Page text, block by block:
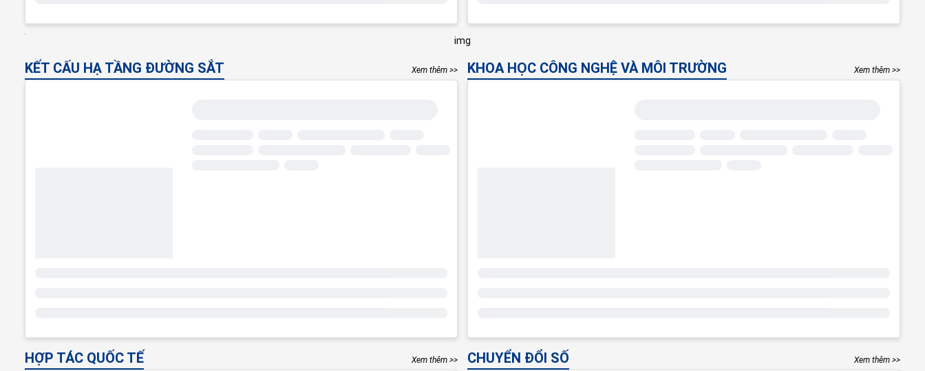
KẾT CẤU HẠ TẦNG ĐƯỜNG SẮT Xem thêm >> KHOA HỌC CÔNG NGHỆ VÀ MÔI TRƯỜNG Xem thêm >>
HỢP TÁC QUỐC TẾ Xem thêm >> CHUYỂN ĐỔI SỐ Xem thêm >>